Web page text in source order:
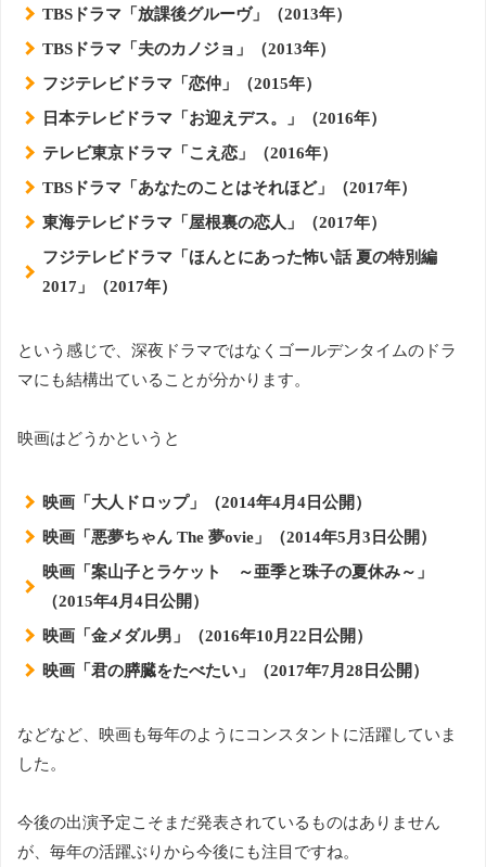
TBSドラマ「放課後グルーヴ」（2013年）
TBSドラマ「夫のカノジョ」（2013年）
フジテレビドラマ「恋仲」（2015年）
日本テレビドラマ「お迎えデス。」（2016年）
テレビ東京ドラマ「こえ恋」（2016年）
TBSドラマ「あなたのことはそれほど」（2017年）
東海テレビドラマ「屋根裏の恋人」（2017年）
フジテレビドラマ「ほんとにあった怖い話 夏の特別編
2017」（2017年）
という感じで、深夜ドラマではなくゴールデンタイムのドラ
マにも結構出ていることが分かります。
映画はどうかというと
映画「大人ドロップ」（2014年4月4日公開）
映画「悪夢ちゃん The 夢ovie」（2014年5月3日公開）
映画「案山子とラケット ～亜季と珠子の夏休み～」
（2015年4月4日公開）
映画「金メダル男」（2016年10月22日公開）
映画「君の膵臓をたべたい」（2017年7月28日公開）
などなど、映画も毎年のようにコンスタントに活躍していま
した。
今後の出演予定こそまだ発表されているものはありません
が、毎年の活躍ぶりから今後にも注目ですね。